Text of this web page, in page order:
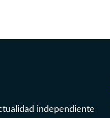
independiente